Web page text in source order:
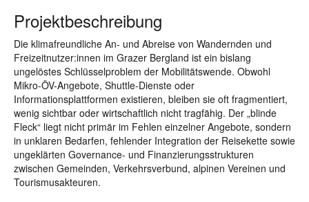
Projektbeschreibung
Die klimafreundliche An- und Abreise von Wandernden und
Freizeitnutzer:innen im Grazer Bergland ist ein bislang
ungelöstes Schlüsselproblem der Mobilitätswende. Obwohl
Mikro-ÖV-Angebote, Shuttle-Dienste oder
Informationsplattformen existieren, bleiben sie oft fragmentiert,
wenig sichtbar oder wirtschaftlich nicht tragfähig. Der „blinde
Fleck“ liegt nicht primär im Fehlen einzelner Angebote, sondern
in unklaren Bedarfen, fehlender Integration der Reisekette sowie
ungeklärten Governance- und Finanzierungsstrukturen
zwischen Gemeinden, Verkehrsverbund, alpinen Vereinen und
Tourismusakteuren.